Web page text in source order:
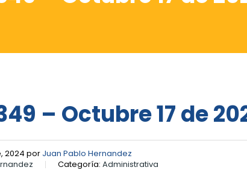
– Octubre 17 de
2024 por Juan Pablo Hernandez
Categoría: Administrativa